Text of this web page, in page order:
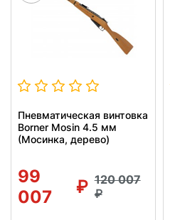
Пневматическая винтовка
Borner Mosin 4.5 мм
(Мосинка, дерево)
99
007
120 007